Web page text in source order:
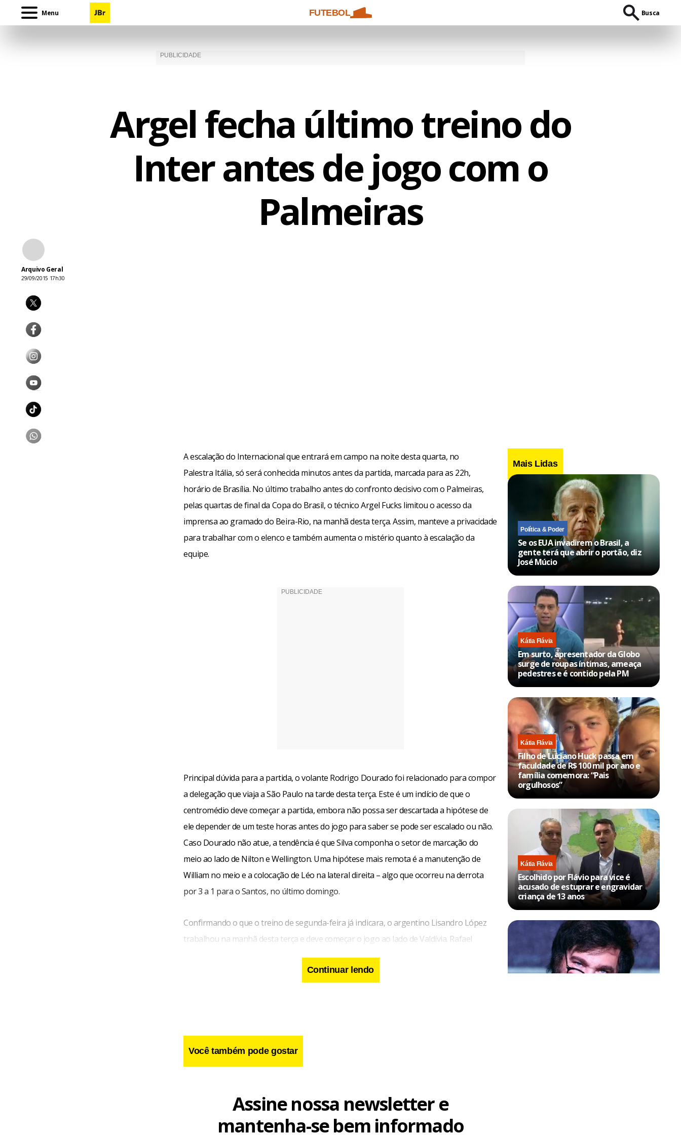
Menu FUTEBOL Busca
Argel fecha último treino do
Inter antes de jogo com o
Palmeiras
Arquivo Geral
29/09/2015 17h30
A escalação do Internacional que entrará em campo na noite desta quarta, no
Palestra Itália, só será conhecida minutos antes da partida, marcada para as 22h,
horário de Brasília. No último trabalho antes do confronto decisivo com o Palmeiras,
pelas quartas de final da Copa do Brasil, o técnico Argel Fucks limitou o acesso da
imprensa ao gramado do Beira-Rio, na manhã desta terça. Assim, manteve a privacidade
para trabalhar com o elenco e também aumenta o mistério quanto à escalação da
equipe.
Principal dúvida para a partida, o volante Rodrigo Dourado foi relacionado para compor
a delegação que viaja a São Paulo na tarde desta terça. Este é um indício de que o
centromédio deve começar a partida, embora não possa ser descartada a hipótese de
ele depender de um teste horas antes do jogo para saber se pode ser escalado ou não.
Caso Dourado não atue, a tendência é que Silva componha o setor de marcação do
meio ao lado de Nilton e Wellington. Uma hipótese mais remota é a manutenção de
William no meio e a colocação de Léo na lateral direita – algo que ocorreu na derrota
por 3 a 1 para o Santos, no último domingo.
Confirmando o que o treino de segunda-feira já indicara, o argentino Lisandro López
trabalhou na manhã desta terça e deve começar o jogo ao lado de Valdívia. Rafael
Moura, igualmente recuperado de lesão, também está na delegação. Com hérnia de
disco, D’Alessandro é ausência. Geferson, Eduardo Sasha e Nico Freitas, igualmente
Continuar lendo
Você também pode gostar
Mais Lidas
Política & Poder
Se os EUA invadirem o Brasil, a
gente terá que abrir o portão, diz
José Múcio
Kátia Flávia
Em surto, apresentador da Globo
surge de roupas íntimas, ameaça
pedestres e é contido pela PM
Kátia Flávia
Filho de Luciano Huck passa em
faculdade de R$ 100 mil por ano e
família comemora: “Pais
orgulhosos”
Kátia Flávia
Escolhido por Flávio para vice é
acusado de estuprar e engravidar
criança de 13 anos
Assine nossa newsletter e
mantenha-se bem informado